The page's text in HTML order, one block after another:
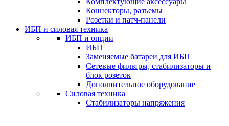
Коннекторы, разъемы
Розетки и патч-панели
ИБП и силовая техника
ИБП и опции
ИБП
Заменяемые батареи для ИБП
Сетевые фильтры, стабилизаторы и
блок розеток
Дополнительное оборудование
Силовая техника
Стабилизаторы напряжения